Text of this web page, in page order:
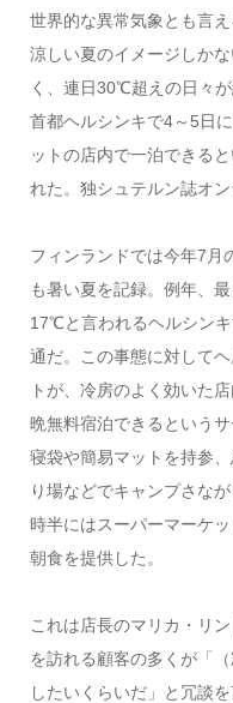
世界的な異常気象とも言
涼しい夏のイメージしか
く、連日30℃超えの日々
首都ヘルシンキで4～5日
ットの店内で一泊できる
れた。独シュテルン誌オン
フィンランドでは今年7月
も暑い夏を記録。例年、
17℃と言われるヘルシン
通だ。この事態に対して
トが、冷房のよく効いた
晩無料宿泊できるという
寝袋や簡易マットを持参
り場などでキャンプさな
時半にはスーパーマーケ
朝食を提供した。
これは店長のマリカ・リ
を訪れる顧客の多くが「
したいくらいだ」と冗談